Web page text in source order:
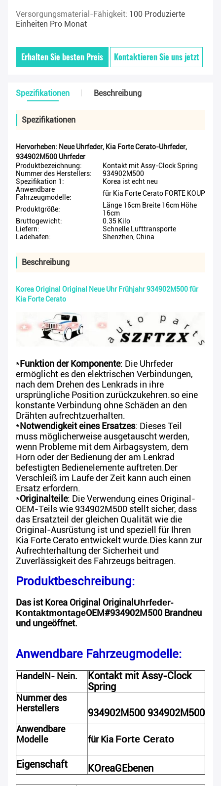
Versorgungsmaterial-Fähigkeit: 100 Produzierte
Einheiten Pro Monat
Erhalten Sie besten Preis Kontaktieren Sie uns jetzt
Spezifikationen Beschreibung
Spezifikationen
Hervorheben: Neue Uhrfeder, Kia Forte Cerato-Uhrfeder,
934902M500 Uhrfeder
Produktbezeichnung:
Kontakt mit Assy-Clock Spring
Nummer des Herstellers:
934902M500
Spezifikation 1:
Korea ist echt neu
Anwendbare
Fahrzeugmodelle:
für Kia Forte Cerato FORTE KOUP
Produktgröße:
Länge 16cm Breite 16cm Höhe
16cm
Bruttogewicht:
0.35 Kilo
Liefern:
Schnelle Lufttransporte
Ladehafen:
Shenzhen, China
Beschreibung
Korea Original Original Neue Uhr Frühjahr 934902M500 für
Kia Forte Cerato
*Funktion der Komponente: Die Uhrfeder
ermöglicht es den elektrischen Verbindungen,
nach dem Drehen des Lenkrads in ihre
ursprüngliche Position zurückzukehren.so eine
konstante Verbindung ohne Schäden an den
Drähten aufrechtzuerhalten.
*Notwendigkeit eines Ersatzes: Dieses Teil
muss möglicherweise ausgetauscht werden,
wenn Probleme mit dem Airbagsystem, dem
Horn oder der Bedienung der am Lenkrad
befestigten Bedienelemente auftreten.Der
Verschleiß im Laufe der Zeit kann auch einen
Ersatz erfordern.
*Originalteile: Die Verwendung eines Original-
OEM-Teils wie 934902M500 stellt sicher, dass
das Ersatzteil der gleichen Qualität wie die
Original-Ausrüstung ist und speziell für Ihren
Kia Forte Cerato entwickelt wurde.Dies kann zur
Aufrechterhaltung der Sicherheit und
Zuverlässigkeit des Fahrzeugs beitragen.
Produktbeschreibung:
Das ist Korea Original Original Uhrfeder-
KontaktmontageOEM#934902M500 Brandneu
und ungeöffnet.
Anwendbare Fahrzeugmodelle:
Handel N- Nein.
Kontakt mit Assy-Clock
Spring
Nummer des
Herstellers
934902M500 934902M500
Anwendbare
Modelle
für Kia Forte Cerato
Eigenschaft KOreaGEbenen